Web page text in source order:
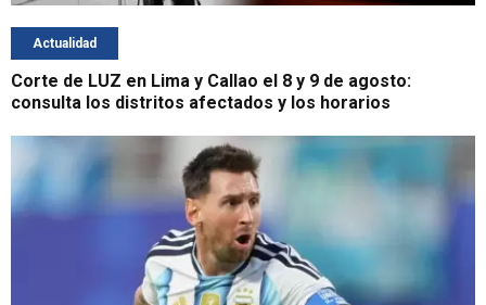
Actualidad
Corte de LUZ en Lima y Callao el 8 y 9 de agosto:
consulta los distritos afectados y los horarios